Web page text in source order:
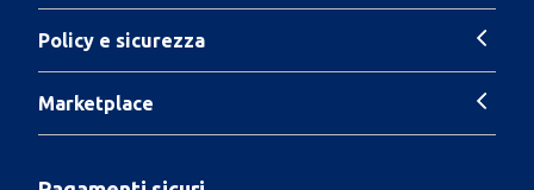
Policy e sicurezza
Marketplace